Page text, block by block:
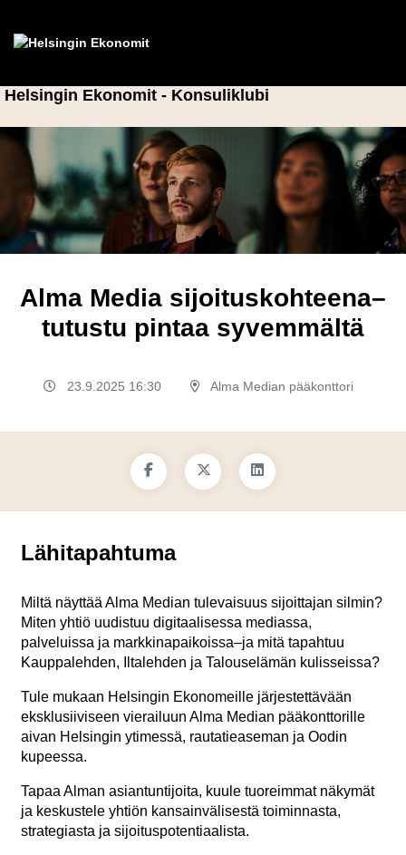
Helsingin Ekonomit - Konsuliklubi
Alma Media sijoituskohteena–
tutustu pintaa syvemmältä
23.9.2025 16:30 Alma Median pääkonttori
Lähitapahtuma
Miltä näyttää Alma Median tulevaisuus sijoittajan silmin?
Miten yhtiö uudistuu digitaalisessa mediassa,
palveluissa ja markkinapaikoissa–ja mitä tapahtuu
Kauppalehden, Iltalehden ja Talouselämän kulisseissa?
Tule mukaan Helsingin Ekonomeille järjestettävään
eksklusiiviseen vierailuun Alma Median pääkonttorille
aivan Helsingin ytimessä, rautatieaseman ja Oodin
kupeessa.
Tapaa Alman asiantuntijoita, kuule tuoreimmat näkymät
ja keskustele yhtiön kansainvälisestä toiminnasta,
strategiasta ja sijoituspotentiaalista.